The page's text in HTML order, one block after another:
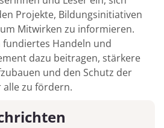
Projekte, Bildungsinitiativen
Mitwirken zu informieren.
fundiertes Handeln und
dazu beitragen, stärkere
und den Schutz der
zu fördern.